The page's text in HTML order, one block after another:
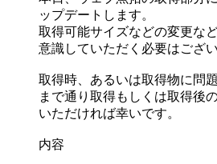
ップデートします。
取得可能サイズなどの変更な
意識していただく必要はござい
取得時、あるいは取得物に問
まで通り取得もしくは取得後
いただければ幸いです。
内容